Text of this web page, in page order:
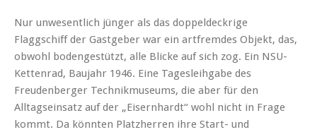
Nur unwesentlich jünger als das doppeldeckrige
Flaggschiff der Gastgeber war ein artfremdes Objekt, das,
obwohl bodengestützt, alle Blicke auf sich zog. Ein NSU-
Kettenrad, Baujahr 1946. Eine Tagesleihgabe des
Freudenberger Technikmuseums, die aber für den
Alltagseinsatz auf der „Eisernhardt“ wohl nicht in Frage
kommt. Da könnten Platzherren ihre Start- und